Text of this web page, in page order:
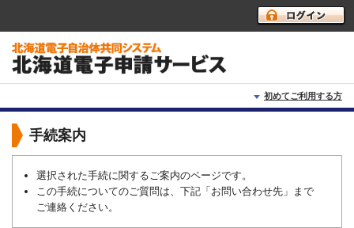
初めてご利用する方
初めて利用する方へ
利用上の注意
手続案内
選択された手続に関するご案内のページです。
この手続についてのご質問は、下記「お問い合わせ先」まで
ご連絡ください。